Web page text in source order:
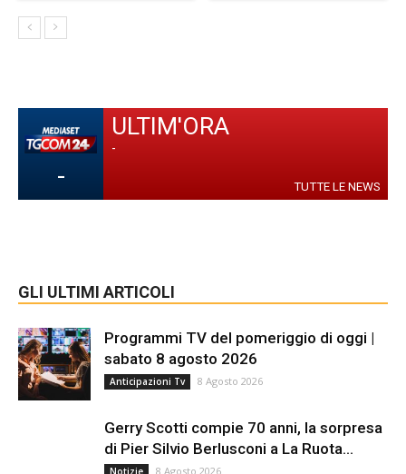
-
ULTIM'ORA
-
TUTTE LE NEWS
GLI ULTIMI ARTICOLI
Programmi TV del pomeriggio di oggi |
sabato 8 agosto 2026
Anticipazioni Tv 8 Agosto 2026
Gerry Scotti compie 70 anni, la sorpresa
di Pier Silvio Berlusconi a La Ruota...
Notizie 8 Agosto 2026